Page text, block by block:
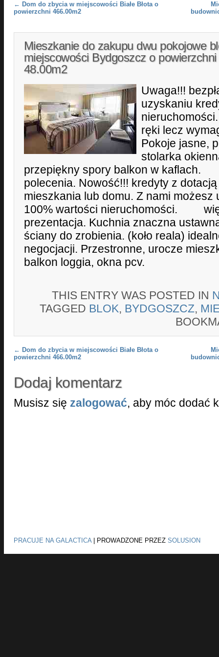
Post navigation
← Dom do zbycia w miejscowości Białe Błota o
powierzchni 466.00m2
Mieszkanie do zakupu dwu pokojowe
miejscowości Bydgoszcz o powierzchni
48.00m2
Uwaga!!!
uzyskaniu
ręki lecz
Pokoje jasne,
stolarka
przepiękny spory balkon w
polecenia. Nowość!!! kredyty z
mieszkania lub domu. Z nami możesz
100% wartości nieruchomości.
prezentacja. Kuchnia znaczna
ściany do zrobienia. (koło reala)
negocjacji. Przestronne, urocze
balkon loggia, okna pcv.
THIS ENTRY WAS POSTED IN
TAGGED BLOK, BYDGOSZCZ,
Post navigation
← Dom do zbycia w miejscowości Białe Błota o
powierzchni 466.00m2
Dodaj komentarz
Musisz się zalogować, aby móc dodać
PRACUJE NA GALACTICA| PROWADZONE PRZEZ SOLUSION